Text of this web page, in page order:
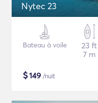
Nytec 23
Bateau à voile
23 ft
7 m
$149 /nuit